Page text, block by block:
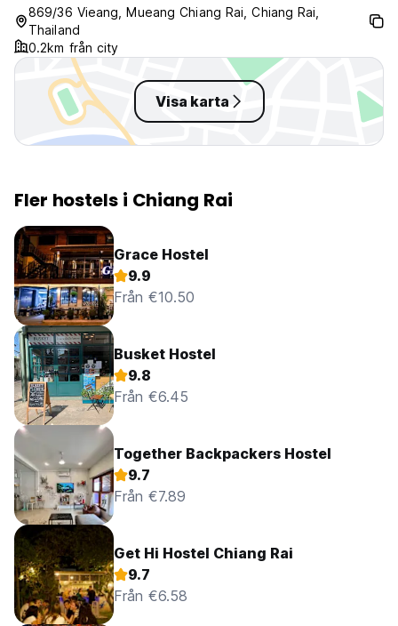
869/36 Vieang, Mueang Chiang Rai, Chiang Rai,
Thailand
0.2km från city
Visa karta
Fler hostels i Chiang Rai
Grace Hostel
9.9
Från €10.50
Busket Hostel
9.8
Från €6.45
Together Backpackers Hostel
9.7
Från €7.89
Get Hi Hostel Chiang Rai
9.7
Från €6.58